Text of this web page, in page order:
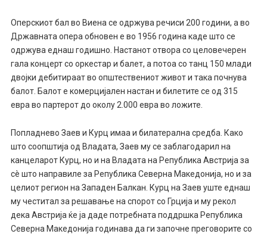
Оперскиот бал во Виена се одржува речиси 200 години, а во
Државната опера обновен е во 1956 година каде што се
одржува еднаш годишно. Настанот отвора со целовечерен
гала концерт со оркестар и балет, а потоа со танц 150 млади
двојки дебитираат во општествениот живот и така почнува
балот. Балот е комерцијален настан и билетите се од 315
евра во партерот до околу 2.000 евра во ложите.
Попладнево Заев и Курц имаа и билатерална средба. Како
што соопштија од Владата, Заев му се заблагодарил на
канцеларот Курц, но и на Владата на Република Австрија за
сè што направиле за Република Северна Македонија, но и за
целиот регион на Западен Балкан. Курц на Заев уште еднаш
му честитал за решавање на спорот со Грција и му рекол
дека Австрија ќе ја даде потребната поддршка Република
Северна Македонија годинава да ги започне преговорите со